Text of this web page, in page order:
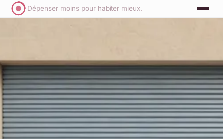
Dépenser moins pour habiter mieux.